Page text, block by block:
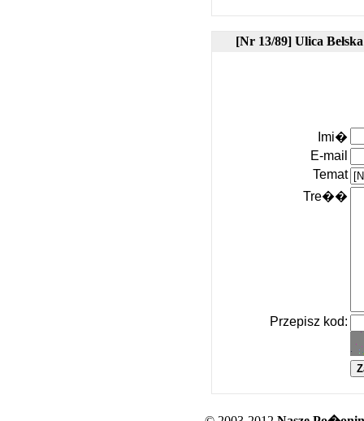
[Nr 13/89] Ulica Bełska
Imi�
E-mail
Temat
Tre��
Przepisz kod: